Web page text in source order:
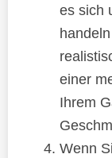
es sich
einer
Ihrem
Wenn